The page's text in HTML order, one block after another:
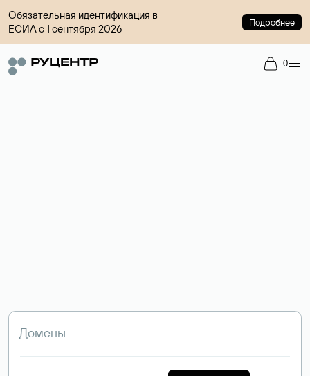
Обязательная идентификация в
ЕСИА с 1 сентября 2026
Подробнее
0